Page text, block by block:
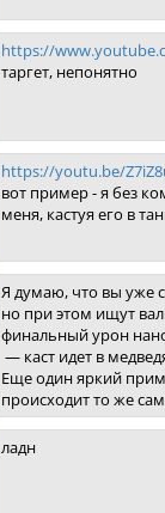
https://
таргет, непонятно
https://youtu.be/
вот пример - я без
меня, кастуя его в
Я думаю, что вы уже
но при этом ищут
финальный урон
— каст идет в
Еще один яркий
происходит то же
ладн